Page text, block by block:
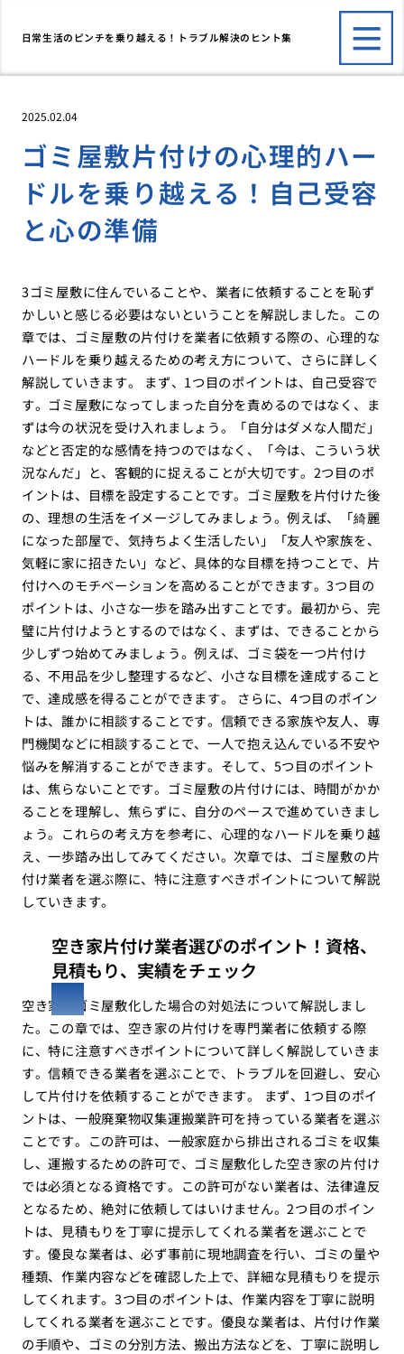
日常生活のピンチを乗り越える！トラブル解決のヒント集
2025.02.04
ゴミ屋敷片付けの心理的ハー
ドルを乗り越える！自己受容
と心の準備
3ゴミ屋敷に住んでいることや、業者に依頼することを恥ず
かしいと感じる必要はないということを解説しました。この
章では、ゴミ屋敷の片付けを業者に依頼する際の、心理的な
ハードルを乗り越えるための考え方について、さらに詳しく
解説していきます。 まず、1つ目のポイントは、自己受容で
す。ゴミ屋敷になってしまった自分を責めるのではなく、ま
ずは今の状況を受け入れましょう。「自分はダメな人間だ」
などと否定的な感情を持つのではなく、「今は、こういう状
況なんだ」と、客観的に捉えることが大切です。2つ目のポ
イントは、目標を設定することです。ゴミ屋敷を片付けた後
の、理想の生活をイメージしてみましょう。例えば、「綺麗
になった部屋で、気持ちよく生活したい」「友人や家族を、
気軽に家に招きたい」など、具体的な目標を持つことで、片
付けへのモチベーションを高めることができます。3つ目の
ポイントは、小さな一歩を踏み出すことです。最初から、完
璧に片付けようとするのではなく、まずは、できることから
少しずつ始めてみましょう。例えば、ゴミ袋を一つ片付け
る、不用品を少し整理するなど、小さな目標を達成すること
で、達成感を得ることができます。 さらに、4つ目のポイン
トは、誰かに相談することです。信頼できる家族や友人、専
門機関などに相談することで、一人で抱え込んでいる不安や
悩みを解消することができます。そして、5つ目のポイント
は、焦らないことです。ゴミ屋敷の片付けには、時間がかか
ることを理解し、焦らずに、自分のペースで進めていきまし
ょう。これらの考え方を参考に、心理的なハードルを乗り越
え、一歩踏み出してみてください。次章では、ゴミ屋敷の片
付け業者を選ぶ際に、特に注意すべきポイントについて解説
していきます。
空き家片付け業者選びのポイント！資格、
見積もり、実績をチェック
空き家がゴミ屋敷化した場合の対処法について解説しまし
た。この章では、空き家の片付けを専門業者に依頼する際
に、特に注意すべきポイントについて詳しく解説していきま
す。信頼できる業者を選ぶことで、トラブルを回避し、安心
して片付けを依頼することができます。 まず、1つ目のポイ
ントは、一般廃棄物収集運搬業許可を持っている業者を選ぶ
ことです。この許可は、一般家庭から排出されるゴミを収集
し、運搬するための許可で、ゴミ屋敷化した空き家の片付け
では必須となる資格です。この許可がない業者は、法律違反
となるため、絶対に依頼してはいけません。2つ目のポイン
トは、見積もりを丁寧に提示してくれる業者を選ぶことで
す。優良な業者は、必ず事前に現地調査を行い、ゴミの量や
種類、作業内容などを確認した上で、詳細な見積もりを提示
してくれます。3つ目のポイントは、作業内容を丁寧に説明
してくれる業者を選ぶことです。優良な業者は、片付け作業
の手順や、ゴミの分別方法、搬出方法などを、丁寧に説明し